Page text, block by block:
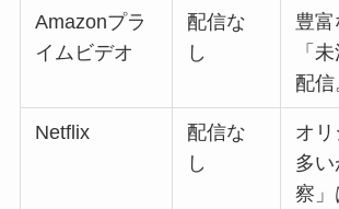
Amazonプラ
イムビデオ
配信な
し
豊
「
配信
Netflix
配信な
し
オ
多
察」